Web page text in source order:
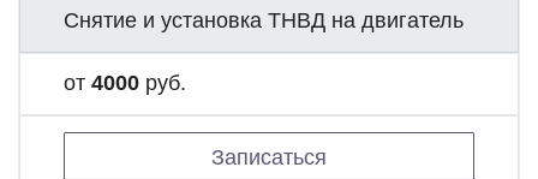
Снятие и установка ТНВД на двигатель
от 4000 руб.
Записаться